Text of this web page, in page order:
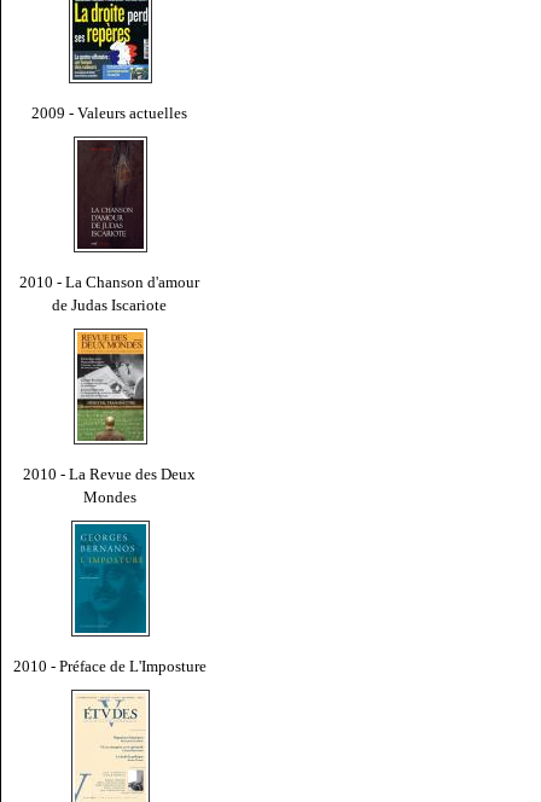
2009 - Valeurs actuelles
2010 - La Chanson d'amour
de Judas Iscariote
2010 - La Revue des Deux
Mondes
2010 - Préface de L'Imposture